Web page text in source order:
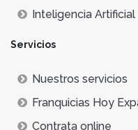
Inteligencia Artificial
Servicios
Nuestros servicios
Franquicias Hoy
Contrata online